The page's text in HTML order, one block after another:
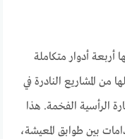
أربعة أدوار متكاملة
من المشاريع النادرة في
الرأسية الفخمة. هذا
بين طوابق المعيشة،